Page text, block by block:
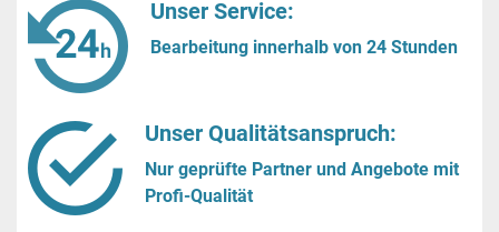
Unser Service:
Bearbeitung innerhalb von 24 Stunden
Unser Qualitätsanspruch:
Nur geprüfte Partner und Angebote mit
Profi-Qualität